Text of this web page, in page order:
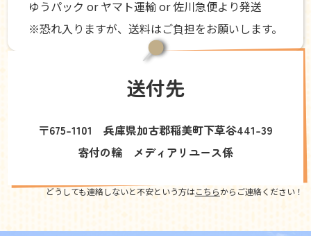
ゆうパック or ヤマト運輸 or 佐川急便より発送
※恐れ入りますが、送料はご負担をお願いします。
送付先
〒675-1101 兵庫県加古郡稲美町下草谷441-39
寄付の輪 メディアリユース係
どうしても連絡しないと不安という方はこちらからご連絡ください！